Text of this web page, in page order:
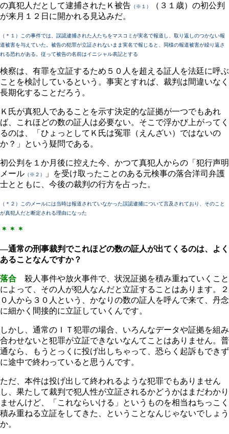
の真犯人だとして逮捕されたＫ被告 （※１）
（３１歳）の初公判
が来月１２日に開かれる見込みだ。
（＊１）この事件では、誤認逮捕された人たちをマスコミが実名で報道し、取り返しのつかない報
道被害を与えていた。被告の犯罪が立証されないまま実名で報じると、同様の報道被害が繰り返さ
れる恐れがある。従って被告の名前はイニシャル表記とする
検察は、有罪を立証するため５０人を超える証人を法廷に呼ぶ
ことを検討しているという。事実とすれば、裁判は間違いなく
長期化することだろう。
Ｋ氏が真犯人であることを示す決定的な証拠が一つでもあれ
ば、これほどの数の証人は必要ない。そこで浮かび上がってく
るのは、「ひょっとしてＫ氏は冤罪（えんざい）ではないの
か？」という疑問である。
初公判を１か月後に控えた今、かつて真犯人からの「犯行声明
メール （※２）
」を受け取ったことのある元検事の落合洋司弁護
士とともに、今後の裁判の行方を占った。
（＊２）このメールには当時は報道されていなかった誤認逮捕について言及されており、そのこと
が真犯人だと断定される理由になった
＊＊＊
―通常の刑事裁判でこれほどの数の証人が出てくるのは、よく
あることなんですか？
落合 殺人事件や放火事件で、状況証拠を積み重ねていくこと
によって、その人が犯人なんだと立証することはあります。２
０人から３０人という、かなりの数の証人を呼んで来て、丹念
に細かく間接的に立証していくんです。
しかし、通常のＩＴ犯罪の場合、いろんなデータや証拠を組み
合わせないと犯罪が立証できないなんてことはありません。普
通なら、もうとっくに投げ出しちゃって、恐らく起訴もできず
に途中で終わっていると思うんです。
ただ、本件は投げ出して終われるような犯罪でもありません
し、果たして裁判で犯人性が立証されるかどうかはまだわかり
ませんけど、「これならいける」というものを相当ねちっこく
積み重ねる立証をしてきた、ということなんじゃないでしょう
か。